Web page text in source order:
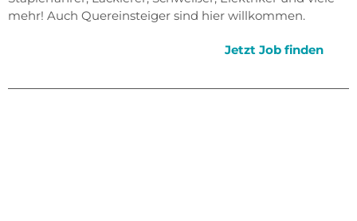
mehr! Auch Quereinsteiger sind hier willkommen.
Jetzt Job finden